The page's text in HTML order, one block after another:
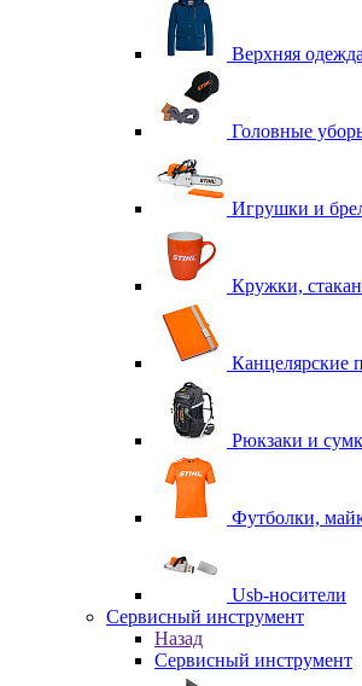
Верхняя одежда
Головные
Игрушки и
Кружки,
Канцелярские
Рюкзаки и
Футболки,
Usb-носители
Сервисный инструмент
Назад
Сервисный инструмент